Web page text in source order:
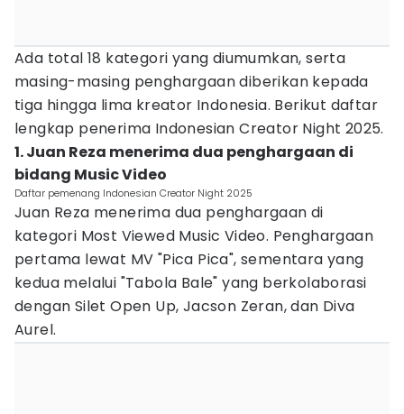
Ada total 18 kategori yang diumumkan, serta
masing-masing penghargaan diberikan kepada
tiga hingga lima kreator Indonesia. Berikut daftar
lengkap penerima Indonesian Creator Night 2025.
1. Juan Reza menerima dua penghargaan di
bidang Music Video
Daftar pemenang Indonesian Creator Night 2025
Juan Reza menerima dua penghargaan di
kategori Most Viewed Music Video. Penghargaan
pertama lewat MV "Pica Pica", sementara yang
kedua melalui "Tabola Bale" yang berkolaborasi
dengan Silet Open Up, Jacson Zeran, dan Diva
Aurel.